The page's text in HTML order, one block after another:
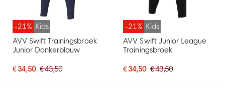
-21% Kids
AVV Swift Trainingsbroek
Junior Donkerblauw
€ 34,50 € 43,50
-21% Kids
AVV Swift Junior League
Trainingsbroek
€ 34,50 € 43,50